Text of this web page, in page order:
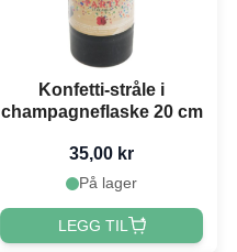
Konfetti-stråle i
champagneflaske 20 cm
35,00 kr
På lager
LEGG TIL